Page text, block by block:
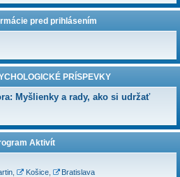
pred prihlásením
PRÍSPEVKY
Myšlienky a rady, ako si udržať
Aktivít
, Košice, Bratislava